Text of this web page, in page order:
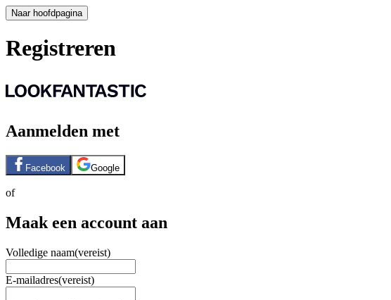
Naar hoofdpagina
Registreren
Aanmelden met
Facebook Google
of
Maak een account aan
Volledige naam(vereist)
E-mailadres(vereist)